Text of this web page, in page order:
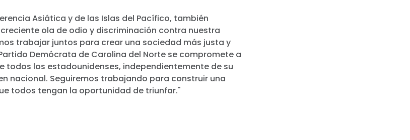
Asiática y de las Islas del Pacífico, también
ola de odio y discriminación contra nuestra
trabajar juntos para crear una sociedad más justa y
Demócrata de Carolina del Norte se compromete a
todos los estadounidenses, independientemente de su
nacional. Seguiremos trabajando para construir una
todos tengan la oportunidad de triunfar."